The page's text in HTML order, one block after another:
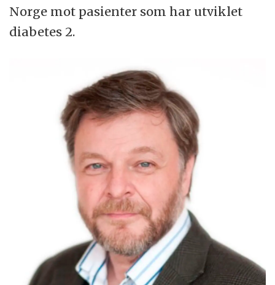
Norge mot pasienter som har utviklet
diabetes 2.